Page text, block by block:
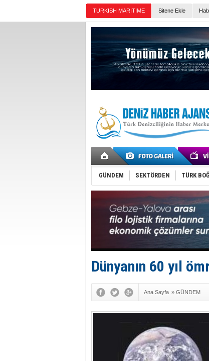
TURKISH MARITIME Sitene Ekle
GÜNDEM SEKTÖRDEN TÜRK
Dünyanın 60 yıl
Ana Sayfa » GÜNDEM